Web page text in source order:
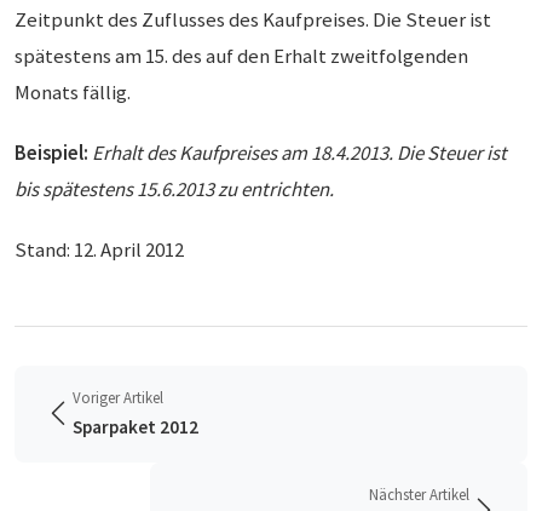
Zeitpunkt des Zuflusses des Kaufpreises. Die Steuer ist
spätestens am 15. des auf den Erhalt zweitfolgenden
Monats fällig.
Beispiel: Erhalt des Kaufpreises am 18.4.2013. Die Steuer ist
bis spätestens 15.6.2013 zu entrichten.
Stand: 12. April 2012
Voriger Artikel
Sparpaket 2012
Nächster Artikel